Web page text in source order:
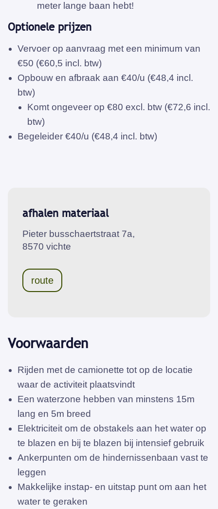
meter lange baan hebt!
Optionele prijzen
Vervoer op aanvraag met een minimum van
€50 (€60,5 incl. btw)
Opbouw en afbraak aan €40/u (€48,4 incl.
btw)
Komt ongeveer op €80 excl. btw (€72,6 incl.
btw)
Begeleider €40/u (€48,4 incl. btw)
afhalen materiaal
Pieter busschaertstraat 7a,
8570 vichte
route
Voorwaarden
Rijden met de camionette tot op de locatie
waar de activiteit plaatsvindt
Een waterzone hebben van minstens 15m
lang en 5m breed
Elektriciteit om de obstakels aan het water op
te blazen en bij te blazen bij intensief gebruik
Ankerpunten om de hindernissenbaan vast te
leggen
Makkelijke instap- en uitstap punt om aan het
water te geraken